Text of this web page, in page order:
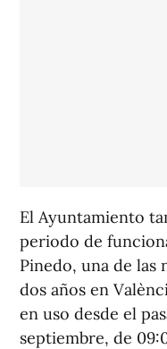
El Ayuntamiento
periodo de
Pinedo, una de las
dos años en
en uso desde el
septiembre, de